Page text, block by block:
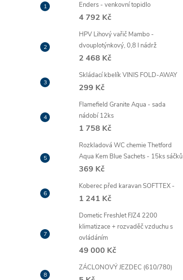
Enders - venkovní topidlo
4 792 Kč
HPV Lihový vařič Mambo -
dvouplotýnkový, 0,8 l nádrž
2 468 Kč
Skládací kbelík VINIS FOLD-AWAY
299 Kč
Flamefield Granite Aqua - sada
nádobí 12ks
1 758 Kč
Rozkladová WC chemie Thetford
Aqua Kem Blue Sachets - 15ks sáčků
369 Kč
Koberec před karavan SOFTTEX -
1 241 Kč
Dometic FreshJet FJZ4 2200
klimatizace + rozvaděč vzduchu s
ovládáním
49 000 Kč
ZÁCLONOVÝ JEZDEC (610/780)